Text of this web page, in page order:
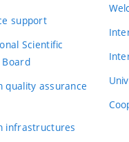
support
Scientific
quality assurance
infrastructures